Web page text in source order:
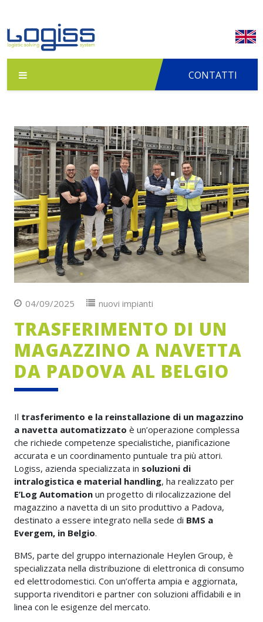
CONTATTI
04/09/2025 nuovi impianti
TRASFERIMENTO DI UN
MAGAZZINO A NAVETTA
DA PADOVA AL BELGIO
Il trasferimento e la reinstallazione di un magazzino
a navetta automatizzato è un’operazione complessa
che richiede competenze specialistiche, pianificazione
accurata e un coordinamento puntuale tra più attori.
Logiss, azienda specializzata in soluzioni di
intralogistica e material handling, ha realizzato per
E’Log Automation un progetto di rilocalizzazione del
magazzino a navetta di un sito produttivo a Padova,
destinato a essere integrato nella sede di BMS a
Evergem, in Belgio.
BMS, parte del gruppo internazionale Heylen Group, è
specializzata nella distribuzione di elettronica di consumo
ed elettrodomestici. Con un’offerta ampia e aggiornata,
supporta rivenditori e partner con soluzioni affidabili e in
linea con le esigenze del mercato.